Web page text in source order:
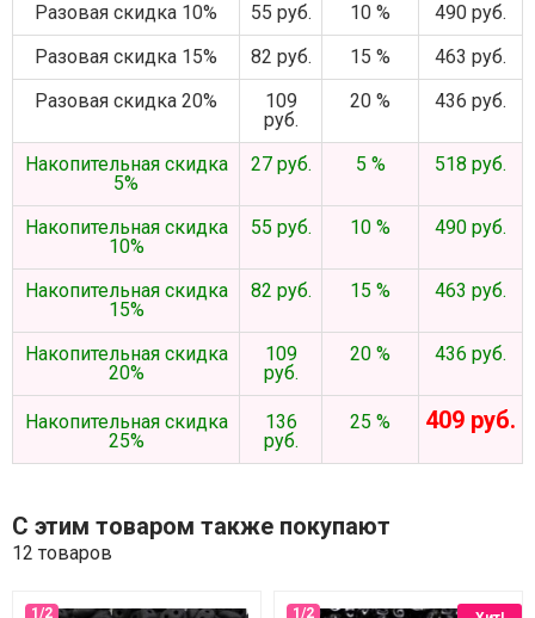
Разовая скидка 10%
55 руб. 10 %
490 руб.
Разовая скидка 15%
82 руб. 15 %
463 руб.
Разовая скидка 20%
109
руб.
20 % 436 руб.
Накопительная скидка
5%
27 руб. 5 % 518 руб.
Накопительная скидка
10%
55 руб. 10 % 490 руб.
Накопительная скидка
15%
82 руб. 15 % 463 руб.
Накопительная скидка
20%
109
руб.
20 % 436 руб.
Накопительная скидка
25%
136
руб.
25 % 409 руб.
С этим товаром также покупают
12 товаров